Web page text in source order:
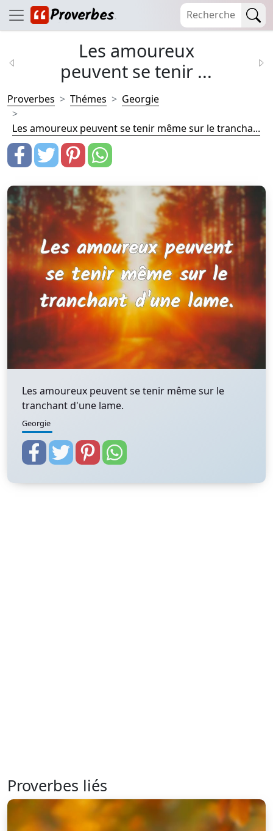
Les amoureux
peuvent se tenir ...
Proverbes Thémes Georgie
Les amoureux peuvent se tenir même sur le trancha...
Les amoureux peuvent se tenir même sur le
tranchant d'une lame.
Georgie
Proverbes liés